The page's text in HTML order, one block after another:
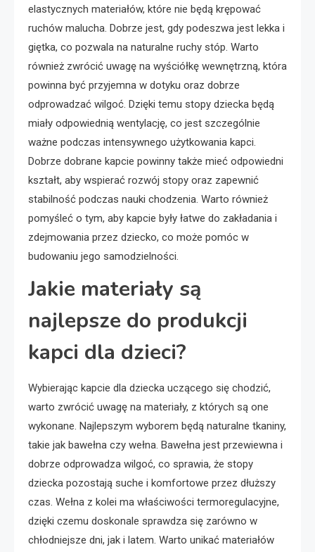
elastycznych materiałów, które nie będą krępować
ruchów malucha. Dobrze jest, gdy podeszwa jest lekka i
giętka, co pozwala na naturalne ruchy stóp. Warto
również zwrócić uwagę na wyściółkę wewnętrzną, która
powinna być przyjemna w dotyku oraz dobrze
odprowadzać wilgoć. Dzięki temu stopy dziecka będą
miały odpowiednią wentylację, co jest szczególnie
ważne podczas intensywnego użytkowania kapci.
Dobrze dobrane kapcie powinny także mieć odpowiedni
kształt, aby wspierać rozwój stopy oraz zapewnić
stabilność podczas nauki chodzenia. Warto również
pomyśleć o tym, aby kapcie były łatwe do zakładania i
zdejmowania przez dziecko, co może pomóc w
budowaniu jego samodzielności.
Jakie materiały są
najlepsze do produkcji
kapci dla dzieci?
Wybierając kapcie dla dziecka uczącego się chodzić,
warto zwrócić uwagę na materiały, z których są one
wykonane. Najlepszym wyborem będą naturalne tkaniny,
takie jak bawełna czy wełna. Bawełna jest przewiewna i
dobrze odprowadza wilgoć, co sprawia, że stopy
dziecka pozostają suche i komfortowe przez dłuższy
czas. Wełna z kolei ma właściwości termoregulacyjne,
dzięki czemu doskonale sprawdza się zarówno w
chłodniejsze dni, jak i latem. Warto unikać materiałów